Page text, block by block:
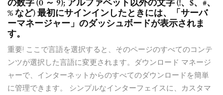
の数字 (0 ～ 9); アルファベット以外の文字 (!、$、#、
% など) 最初にサインインしたときには、「サーバ
ーマネージャー」のダッシュボードが表示されま
す。
重要! ここで言語を選択すると、そのページのすべてのコンテ
ンツが選択した言語に変更されます。ダウンロード マネージ
ャーで、インターネットからのすべてのダウンロードを簡単
に管理できます。 シンプルなインターフェイスに、カスタマ